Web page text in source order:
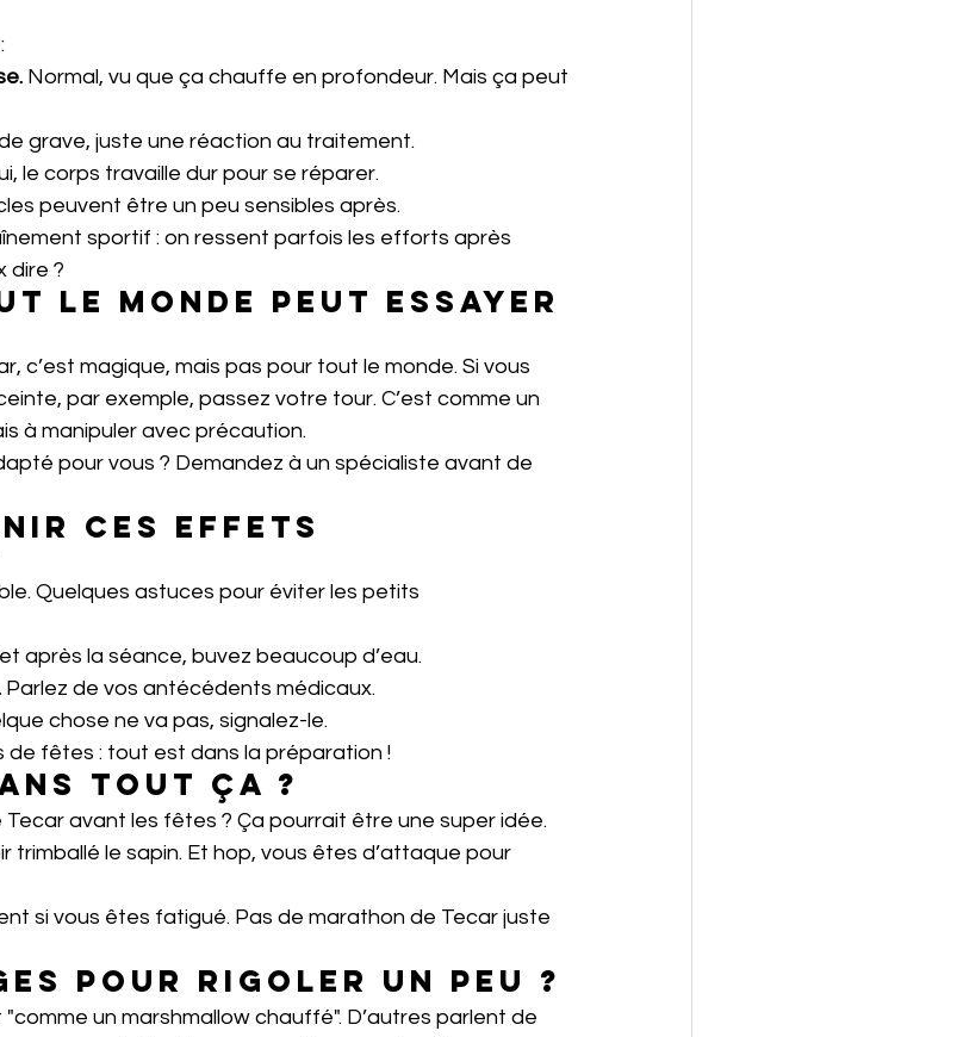
Normal, vu que ça chauffe en profondeur. Mais ça peut
grave, juste une réaction au traitement.
le corps travaille dur pour se réparer.
peuvent être un peu sensibles après.
sportif : on ressent parfois les efforts après
dire ?
le monde peut essayer
c’est magique, mais pas pour tout le monde. Si vous
par exemple, passez votre tour. C’est comme un
à manipuler avec précaution.
pour vous ? Demandez à un spécialiste avant de
ces effets
Quelques astuces pour éviter les petits
après la séance, buvez beaucoup d’eau.
Parlez de vos antécédents médicaux.
chose ne va pas, signalez-le.
de fêtes : tout est dans la préparation !
tout ça ?
avant les fêtes ? Ça pourrait être une super idée.
trimballé le sapin. Et hop, vous êtes d’attaque pour
si vous êtes fatigué. Pas de marathon de Tecar juste
pour rigoler un peu ?
un marshmallow chauffé". D’autres parlent de